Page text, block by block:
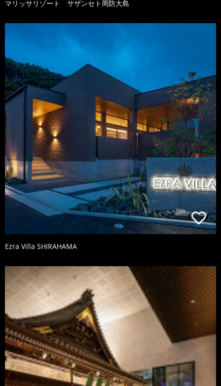
マリッサリゾート サザンセト周防大島
Ezra Villa SHIRAHAMA